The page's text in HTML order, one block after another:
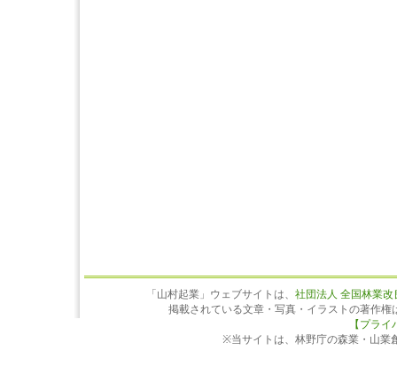
「山村起業」ウェブサイトは、 社団法人 全国林業
掲載されている文章・写真・イラストの著作
【プラ
※当サイトは、林野庁の森業・山業